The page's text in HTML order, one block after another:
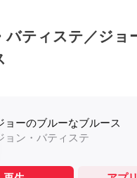
バティステ／ジョ